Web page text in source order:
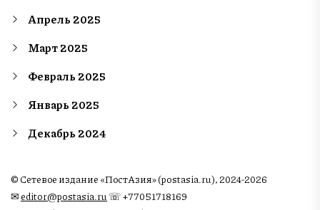
Апрель 2025
Март 2025
Февраль 2025
Январь 2025
Декабрь 2024
© Сетевое издание «ПостАзия» (postasia.ru), 2024-2026
✉︎editor@postasia.ru ☏ +77051718169